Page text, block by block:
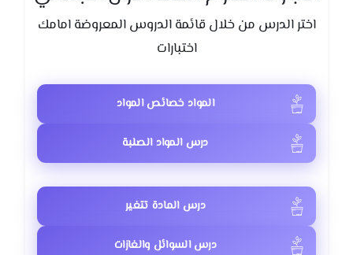
اختر الدرس من خلال قائمة الدروس المعروضة امامك
اختبارات
المواد خصائص المواد
درس المواد الصلبة
درس المادة تتغير
درس السوائل والغازات